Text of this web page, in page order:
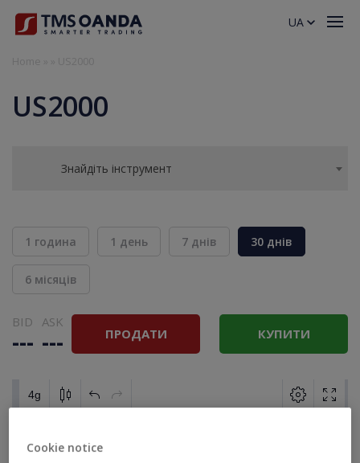
US2000
Знайдіть інструмент
1 година 1 день 7 днів 30 днів
6 місяців
BID
---
ASK
--- ПРОДАТИ КУПИТИ
UA
Cookie notice